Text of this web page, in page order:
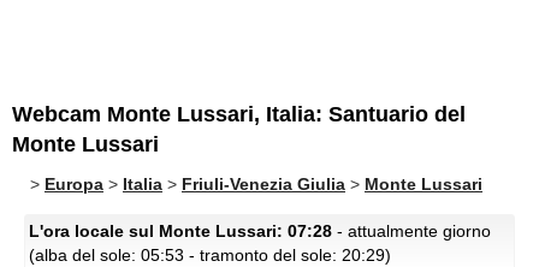
Webcam Monte Lussari, Italia: Santuario del
Monte Lussari
> Europa > Italia > Friuli-Venezia Giulia > Monte Lussari
L'ora locale sul Monte Lussari: 07:28 - attualmente giorno
(alba del sole: 05:53 - tramonto del sole: 20:29)